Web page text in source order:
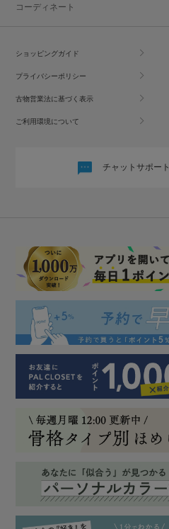
コーディネート
ショッピングガイド
プライバシーポリシー
古物営業法に基づく表示
ご利用環境について
チャットサポート